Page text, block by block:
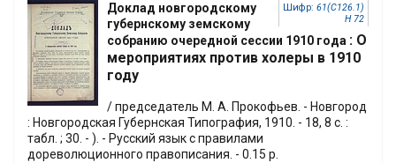
Шифр: 61(С126.1)
Н 72
Доклад новгородскому
губернскому земскому
собранию очередной сессии 1910 года : О
мероприятиях против холеры в 1910
году
/ председатель М. А. Прокофьев. - Новгород
: Новгородская Губернская Типография, 1910. - 18, 8 с. :
табл. ; 30. - ). - Русский язык с правилами
дореволюционного правописания. - 0.15 р.